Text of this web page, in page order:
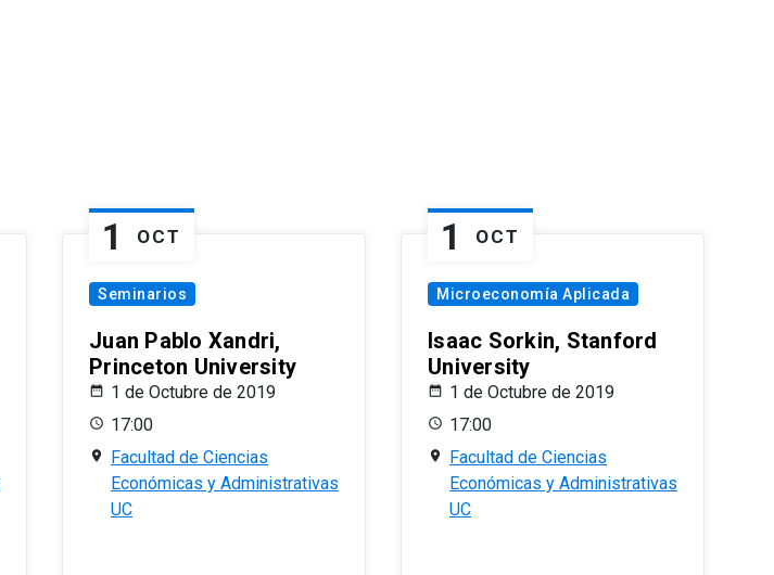
1 OCT
Seminarios
Juan Pablo Xandri,
Princeton University
1 de Octubre de 2019
17:00
Facultad de Ciencias
Económicas y Administrativas
UC
1 OCT
Microeconomía Aplicada
Isaac Sorkin, Stanford
University
1 de Octubre de 2019
17:00
Facultad de Ciencias
Económicas y Administrativas
UC